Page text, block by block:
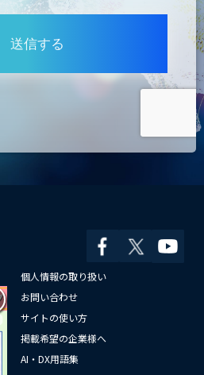
送信する
個人情報の取り扱い
お問い合わせ
サイトの使い方
掲載希望の企業様へ
AI・DX用語集